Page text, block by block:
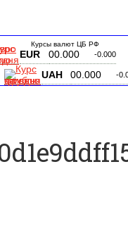
Курсы валют ЦБ РФ
EUR 00.000 -0.000
UAH 00.000 -